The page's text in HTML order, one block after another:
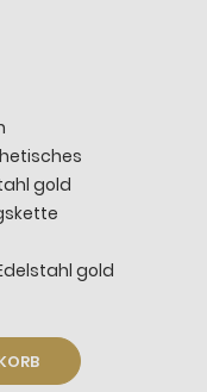
gold
gold